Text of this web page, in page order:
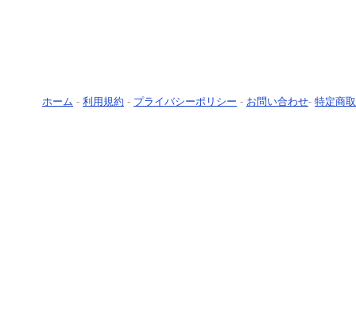
ホーム - 利用規約 - プライバシーポリシー - お問い合わせ- 特定商